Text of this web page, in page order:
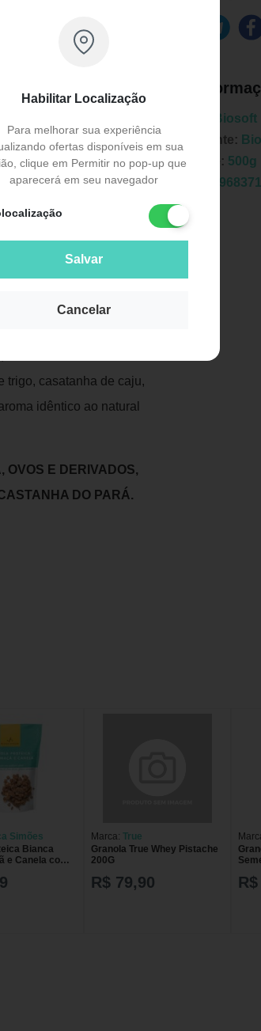
Habilitar Localização
Para melhorar sua experiência
ofertas disponíveis em sua
clique em Permitir no pop-up que
aparecerá em seu navegador
Salvar
Cancelar
e atividades físicas,
de soro de leite
flocos de
passa, maçã
de ovos
trigo, casatanha de caju,
idêntico ao natural
OVOS E DERIVADOS,
DO PARÁ.
Biosoft
Fabricante:
Unidade: 500g
Simões
Bianca
e Canela com
Marca: True
Granola True Whey Pistache
200G
R$ 79,90